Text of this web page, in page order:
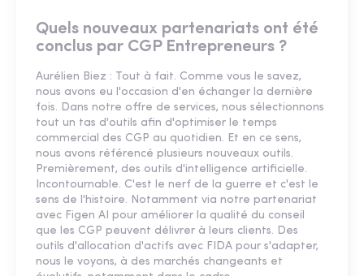
Quels nouveaux partenariats ont été
conclus par CGP Entrepreneurs ?
Aurélien Biez : Tout à fait. Comme vous le savez,
nous avons eu l'occasion d'en échanger la dernière
fois. Dans notre offre de services, nous sélectionnons
tout un tas d'outils afin d'optimiser le temps
commercial des CGP au quotidien. Et en ce sens,
nous avons référencé plusieurs nouveaux outils.
Premièrement, des outils d'intelligence artificielle.
Incontournable. C'est le nerf de la guerre et c'est le
sens de l'histoire. Notamment via notre partenariat
avec Figen AI pour améliorer la qualité du conseil
que les CGP peuvent délivrer à leurs clients. Des
outils d'allocation d'actifs avec FIDA pour s'adapter,
nous le voyons, à des marchés changeants et